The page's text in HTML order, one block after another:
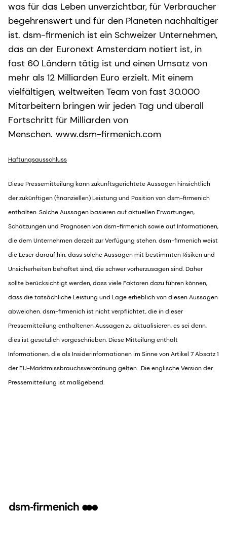
was für das Leben unverzichtbar, für Verbraucher
begehrenswert und für den Planeten nachhaltiger
ist. dsm-firmenich ist ein Schweizer Unternehmen,
das an der Euronext Amsterdam notiert ist, in
fast 60 Ländern tätig ist und einen Umsatz von
mehr als 12 Milliarden Euro erzielt. Mit einem
vielfältigen, weltweiten Team von fast 30.000
Mitarbeitern bringen wir jeden Tag und überall
Fortschritt für Milliarden von
Menschen. www.dsm-firmenich.com
Haftungsausschluss
Diese Pressemitteilung kann zukunftsgerichtete Aussagen hinsichtlich
der zukünftigen (finanziellen) Leistung und Position von dsm-firmenich
enthalten. Solche Aussagen basieren auf aktuellen Erwartungen,
Schätzungen und Prognosen von dsm-firmenich sowie auf Informationen,
die dem Unternehmen derzeit zur Verfügung stehen. dsm-firmenich weist
die Leser darauf hin, dass solche Aussagen mit bestimmten Risiken und
Unsicherheiten behaftet sind, die schwer vorherzusagen sind. Daher
sollte berücksichtigt werden, dass viele Faktoren dazu führen können,
dass die tatsächliche Leistung und Lage erheblich von diesen Aussagen
abweichen. dsm-firmenich ist nicht verpflichtet, die in dieser
Pressemitteilung enthaltenen Aussagen zu aktualisieren, es sei denn,
dies ist gesetzlich vorgeschrieben. Diese Mitteilung enthält
Informationen, die als Insiderinformationen im Sinne von Artikel 7 Absatz 1
der EU-Marktmissbrauchsverordnung gelten. Die englische Version der
Pressemitteilung ist maßgebend.